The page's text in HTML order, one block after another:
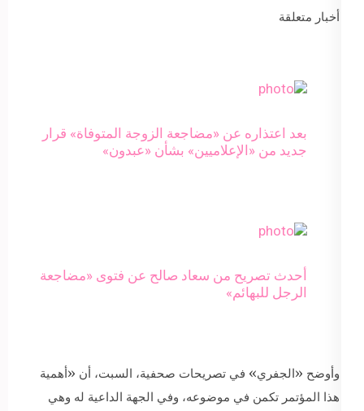
أخبار متعلقة
بعد اعتذاره عن «مضاجعة الزوجة المتوفاة» قرار
جديد من «الإعلاميين» بشأن «عبدون»
أحدث تصريح من سعاد صالح عن فتوى «مضاجعة
الرجل للبهائم»
وأوضح «الجفري» في تصريحات صحفية، السبت، أن «أهمية
هذا المؤتمر تكمن في موضوعه، وفي الجهة الداعية له وهي